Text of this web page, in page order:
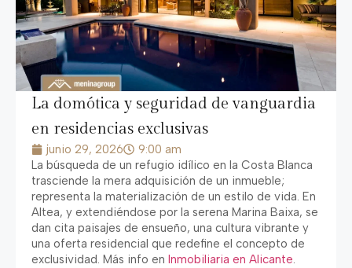
La domótica y seguridad de vanguardia
en residencias exclusivas
junio 29, 2026
9:00 am
La búsqueda de un refugio idílico en la Costa Blanca
trasciende la mera adquisición de un inmueble;
representa la materialización de un estilo de vida. En
Altea, y extendiéndose por la serena Marina Baixa, se
dan cita paisajes de ensueño, una cultura vibrante y
una oferta residencial que redefine el concepto de
exclusividad. Más info en Inmobiliaria en Alicante.